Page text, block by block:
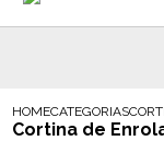
HOMECATEGORIAS
Cortina de